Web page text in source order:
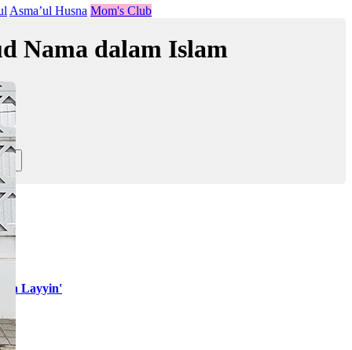
Asma’ul Husna Mom's Club
Nama dalam Islam
Layyin'